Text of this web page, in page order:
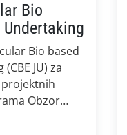
Bio
Bio based
JU) za
Obzor